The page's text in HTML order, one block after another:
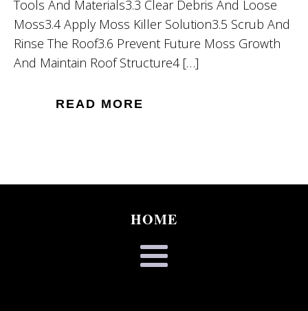
Tools And Materials3.3 Clear Debris And Loose
Moss3.4 Apply Moss Killer Solution3.5 Scrub And
Rinse The Roof3.6 Prevent Future Moss Growth
And Maintain Roof Structure4 […]
READ MORE
HOME